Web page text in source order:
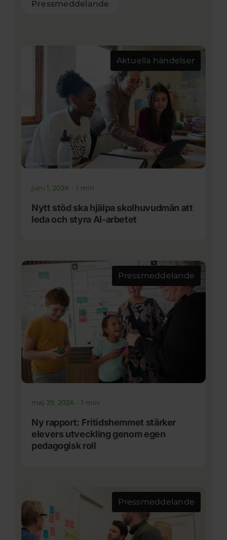
Pressmeddelande
Aktuella händelser
juni 1, 2026 • 1 min
Nytt stöd ska hjälpa skolhuvudmän att
leda och styra AI-arbetet
Pressmeddelande
maj 29, 2026 • 1 min
Ny rapport: Fritidshemmet stärker
elevers utveckling genom egen
pedagogisk roll
Pressmeddelande